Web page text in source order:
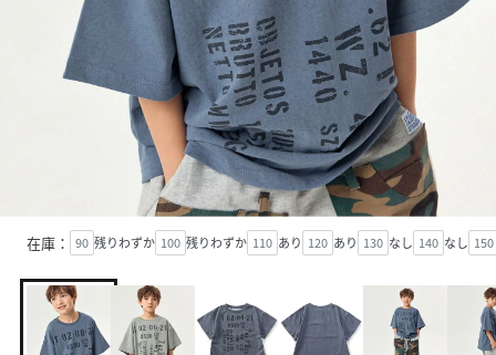
在庫： 90 残りわずか 100 残りわずか 110 あり 120 あり 130 なし 140 なし 150